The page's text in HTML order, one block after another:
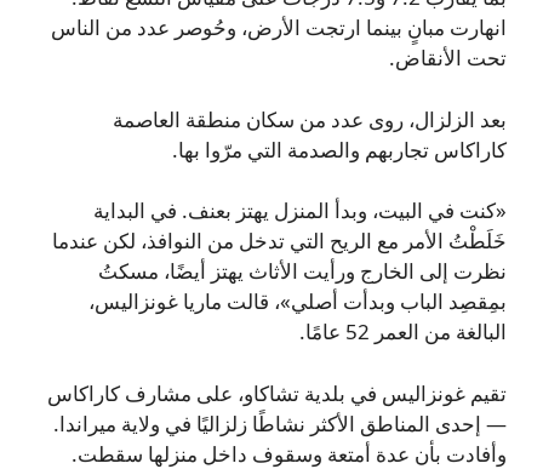
انهارت مبانٍ بينما ارتجت الأرض، وحُوصر عدد من الناس
تحت الأنقاض.
بعد الزلزال، روى عدد من سكان منطقة العاصمة
كاراكاس تجاربهم والصدمة التي مرّوا بها.
«كنت في البيت، وبدأ المنزل يهتز بعنف. في البداية
خَلَطْتُ الأمر مع الريح التي تدخل من النوافذ، لكن عندما
نظرت إلى الخارج ورأيت الأثاث يهتز أيضًا، مسكتُ
بمِقصِد الباب وبدأت أصلي»، قالت ماريا غونزاليس،
البالغة من العمر 52 عامًا.
تقيم غونزاليس في بلدية تشاكاو، على مشارف كاراكاس
— إحدى المناطق الأكثر نشاطًا زلزاليًا في ولاية ميراندا.
وأفادت بأن عدة أمتعة وسقوف داخل منزلها سقطت.